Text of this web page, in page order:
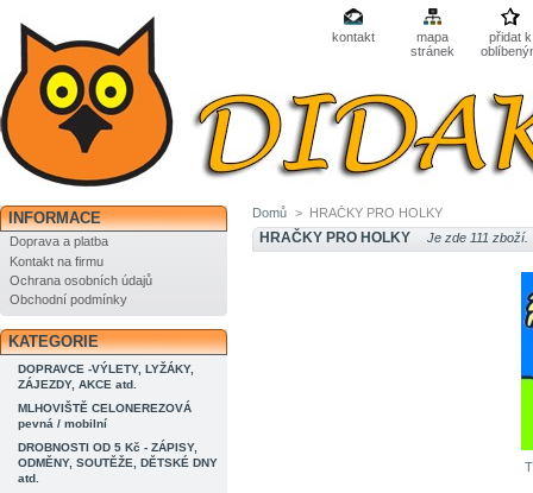
kontakt
mapa
stránek
přidat k
INFORMACE
Doprava a platba
Kontakt na firmu
Ochrana osobních údajů
Obchodní podmínky
KATEGORIE
DOPRAVCE -VÝLETY, LYŽÁKY,
ZÁJEZDY, AKCE atd.
MLHOVIŠTĚ CELONEREZOVÁ
pevná / mobilní
DROBNOSTI OD 5 Kč - ZÁPISY,
ODMĚNY, SOUTĚŽE, DĚTSKÉ DNY
atd.
Domů > HRAČKY PRO HOLKY
HRAČKY PRO HOLKY Je zde 111 zboží.